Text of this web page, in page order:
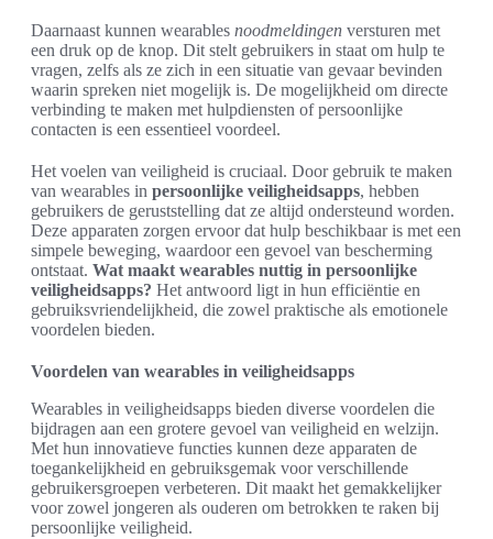
Daarnaast kunnen wearables noodmeldingen versturen met
een druk op de knop. Dit stelt gebruikers in staat om hulp te
vragen, zelfs als ze zich in een situatie van gevaar bevinden
waarin spreken niet mogelijk is. De mogelijkheid om directe
verbinding te maken met hulpdiensten of persoonlijke
contacten is een essentieel voordeel.
Het voelen van veiligheid is cruciaal. Door gebruik te maken
van wearables in persoonlijke veiligheidsapps, hebben
gebruikers de geruststelling dat ze altijd ondersteund worden.
Deze apparaten zorgen ervoor dat hulp beschikbaar is met een
simpele beweging, waardoor een gevoel van bescherming
ontstaat. Wat maakt wearables nuttig in persoonlijke
veiligheidsapps? Het antwoord ligt in hun efficiëntie en
gebruiksvriendelijkheid, die zowel praktische als emotionele
voordelen bieden.
Voordelen van wearables in veiligheidsapps
Wearables in veiligheidsapps bieden diverse voordelen die
bijdragen aan een grotere gevoel van veiligheid en welzijn.
Met hun innovatieve functies kunnen deze apparaten de
toegankelijkheid en gebruiksgemak voor verschillende
gebruikersgroepen verbeteren. Dit maakt het gemakkelijker
voor zowel jongeren als ouderen om betrokken te raken bij
persoonlijke veiligheid.